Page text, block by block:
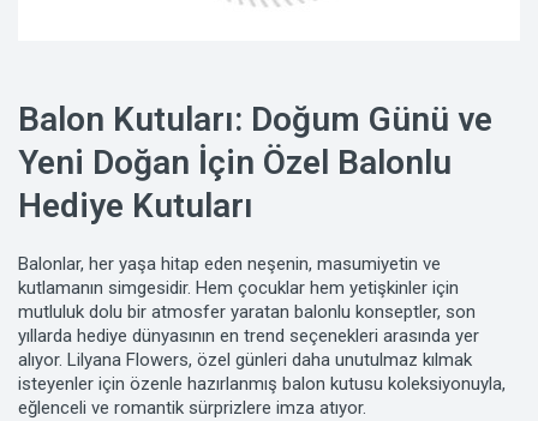
Balon Kutuları: Doğum Günü ve
Yeni Doğan İçin Özel Balonlu
Hediye Kutuları
Balonlar, her yaşa hitap eden neşenin, masumiyetin ve
kutlamanın simgesidir. Hem çocuklar hem yetişkinler için
mutluluk dolu bir atmosfer yaratan balonlu konseptler, son
yıllarda hediye dünyasının en trend seçenekleri arasında yer
alıyor. Lilyana Flowers, özel günleri daha unutulmaz kılmak
isteyenler için özenle hazırlanmış balon kutusu koleksiyonuyla,
eğlenceli ve romantik sürprizlere imza atıyor.